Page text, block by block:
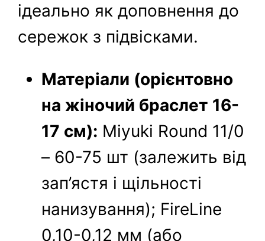
ідеально як доповнення до
сережок з підвісками.
Матеріали (орієнтовно
на жіночий браслет 16-
17 см): Miyuki Round 11/0
– 60-75 шт (залежить від
зап’ястя і щільності
нанизування); FireLine
0,10-0,12 мм (або